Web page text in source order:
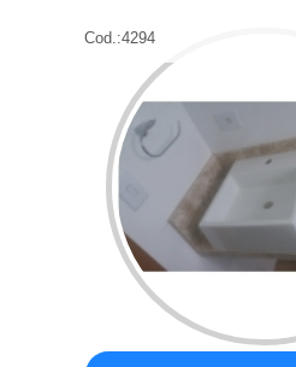
Cod.:4294